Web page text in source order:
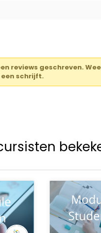
reviews geschreven.
schrijft.